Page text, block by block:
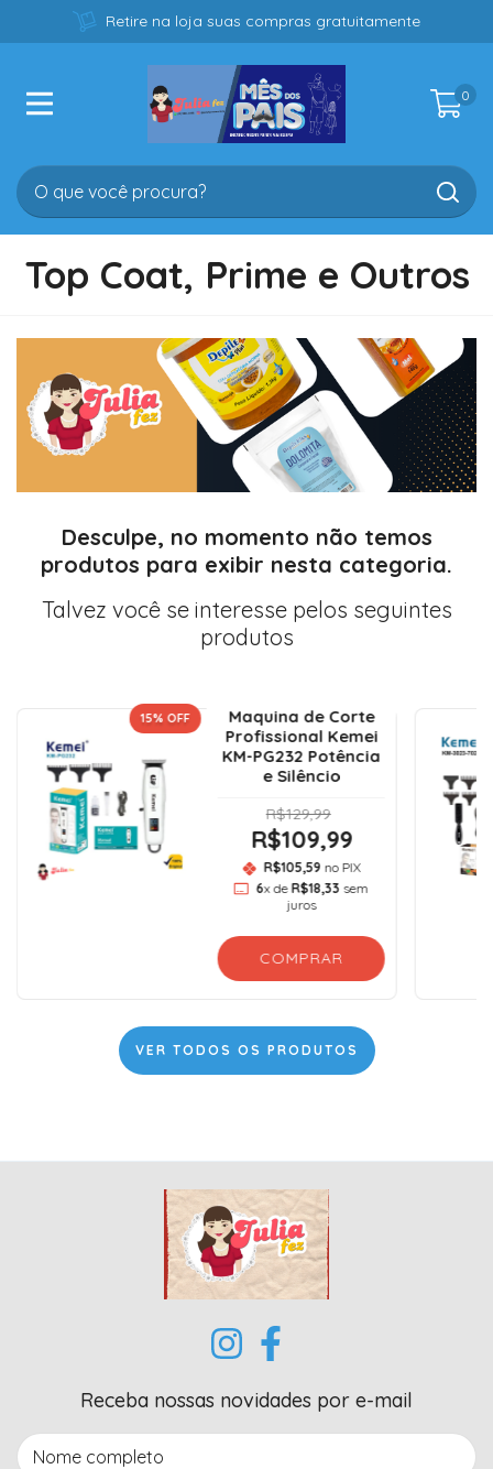
Retire na loja suas compras gratuitamente
0
Top Coat, Prime e Outros
Desculpe, no momento não temos
produtos para exibir nesta categoria.
Talvez você se interesse pelos seguintes
produtos
15% OFF
Maquina de Corte
Profissional Kemei
KM-PG232 Potência
e Silêncio
R$129,99
R$109,99
R$105,59 no PIX
6x de R$18,33 sem
juros
COMPRAR
VER TODOS OS PRODUTOS
Receba nossas novidades por e-mail